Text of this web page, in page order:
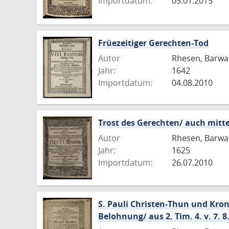
Früezeitiger Gerechten-Tod
Autor
Rhesen,
Jahr:
1642
Importdatum:
04.08.2010
Trost des Gerechten/ auch
Autor
Rhesen,
Jahr:
1625
Importdatum:
26.07.2010
S. Pauli Christen-Thun und
Belohnung/ aus 2. Tim. 4. v. 7. 8.